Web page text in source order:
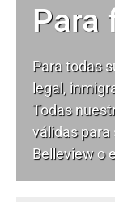
Para
Para todas
legal,
Todas
válidas para
Belleview o